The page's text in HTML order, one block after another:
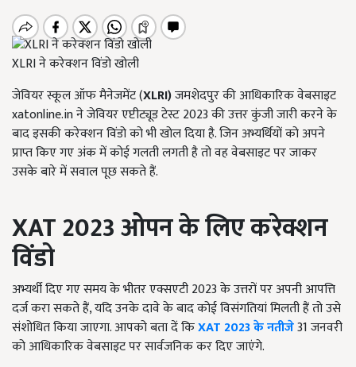
XLRI ने करेक्शन विंडो खोली
जेवियर स्कूल ऑफ मैनेजमेंट (XLRI)जमशेदपुर की आधिकारिक वेबसाइट
xatonline.in ने जेवियर एप्टीट्यूड टेस्ट 2023 की उत्तर कुंजी जारी करने के
बाद इसकी करेक्शन विंडो को भी खोल दिया है. जिन अभ्यर्थियों को अपने
प्राप्त किए गए अंक में कोई गलती लगती है तो वह वेबसाइट पर जाकर
उसके बारे में सवाल पूछ सकते हैं.
XAT 2023 ओपन के लिए करेक्शन
विंडो
अभ्यर्थी दिए गए समय के भीतर एक्सएटी 2023 के उत्तरों पर अपनी आपत्ति
दर्ज करा सकते हैं, यदि उनके दावे के बाद कोई विसंगतियां मिलती हैं तो उसे
संशोधित किया जाएगा. आपको बता दें किXAT 2023 के नतीजे31 जनवरी
को आधिकारिक वेबसाइट पर सार्वजनिक कर दिए जाएंगे.